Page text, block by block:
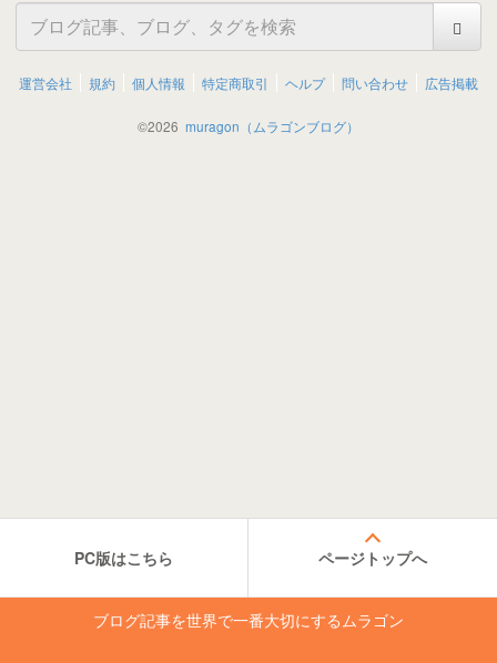
運営会社 規約 個人情報 特定商取引 ヘルプ 問い合わせ 広告掲載
©2026 muragon（ムラゴンブログ）
PC版はこちら ページトップへ
ブログ記事を世界で一番大切にするムラゴン